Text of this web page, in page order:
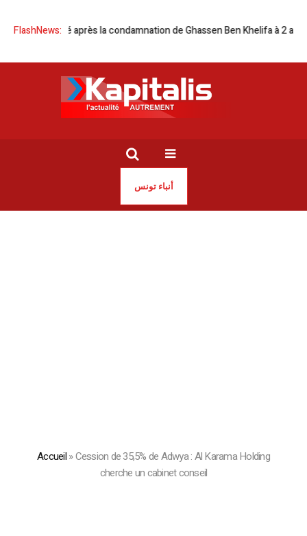
FlashNews:
de solidarité après la condamnation de Ghassen Ben Khelifa à 2 ans de
أنباء تونس
Accueil»Cession de 35,5% de Adwya : Al Karama Holding
cherche un cabinet conseil